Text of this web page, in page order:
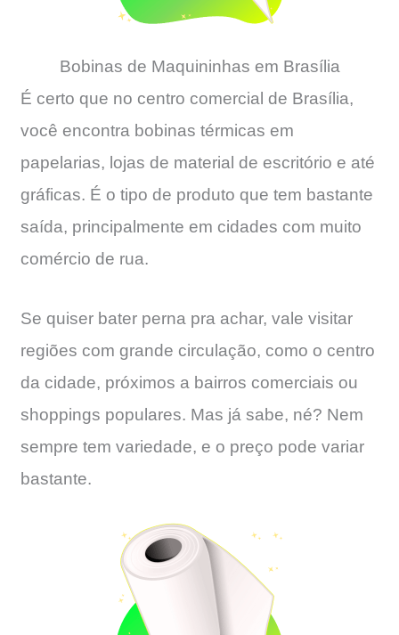
Bobinas de Maquininhas em Brasília
É certo que no centro comercial de Brasília,
você encontra bobinas térmicas em
papelarias, lojas de material de escritório e até
gráficas. É o tipo de produto que tem bastante
saída, principalmente em cidades com muito
comércio de rua.
Se quiser bater perna pra achar, vale visitar
regiões com grande circulação, como o centro
da cidade, próximos a bairros comerciais ou
shoppings populares. Mas já sabe, né? Nem
sempre tem variedade, e o preço pode variar
bastante.